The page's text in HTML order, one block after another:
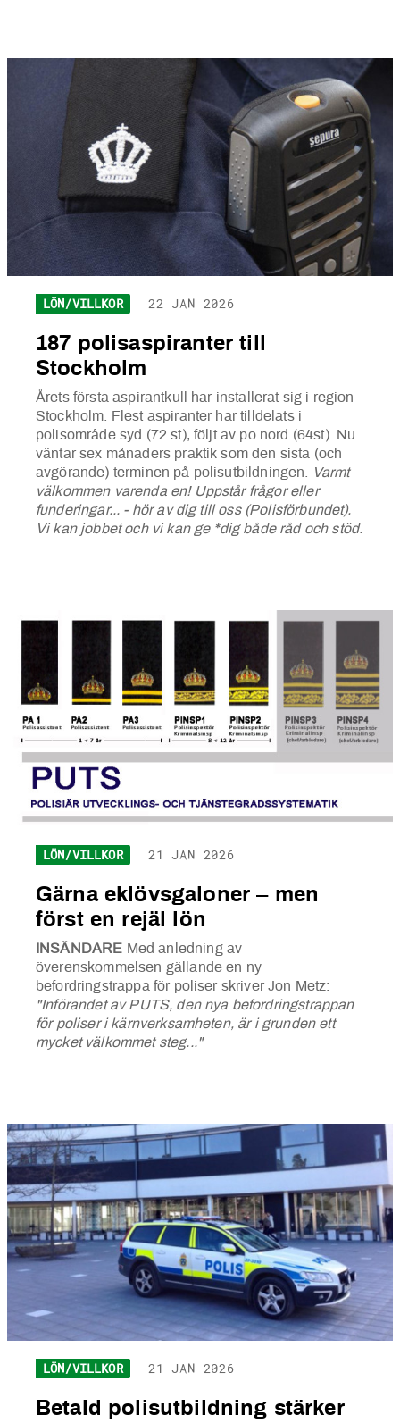
LÖN/VILLKOR 22 JAN 2026
187 polisaspiranter till
Stockholm
Årets första aspirantkull har installerat sig i region
Stockholm. Flest aspiranter har tilldelats i
polisområde syd (72 st), följt av po nord (64st). Nu
väntar sex månaders praktik som den sista (och
avgörande) terminen på polisutbildningen.
Varmt
välkommen varenda en! Uppstår frågor eller
funderingar... - hör av dig till oss (Polisförbundet).
Vi kan jobbet och vi kan ge *dig både råd och stöd.
LÖN/VILLKOR 21 JAN 2026
Gärna eklövsgaloner – men
först en rejäl lön
INSÄNDARE Med anledning av
överenskommelsen gällande en ny
befordringstrappa för poliser skriver Jon Metz:
"Införandet av PUTS, den nya befordringstrappan
för poliser i kärnverksamheten, är i grunden ett
mycket välkommet steg..."
LÖN/VILLKOR 21 JAN 2026
Betald polisutbildning stärker